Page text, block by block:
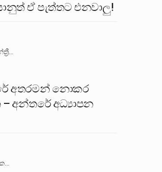
ඒ පැත්තට එනවාලු!
අතරමන් නොකර
– අන්තරේ අධ්‍යාපන